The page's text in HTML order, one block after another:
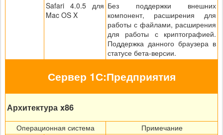
Safari 4.0.5 для
Mac OS X
Без поддержки внешних
компонент, расширения для
работы с файлами, расширения
для работы с криптографией.
Поддержка данного браузера в
статусе бета-версии.
Сервер 1С:Предприятия
Архитектура x86
Операционная система
Примечание